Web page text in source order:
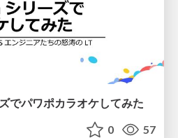
でパワポカラオケしてみた
0 57